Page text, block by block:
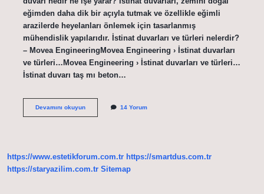
eğimden daha dik bir açıyla tutmak ve özellikle eğimli
arazilerde heyelanları önlemek için tasarlanmış
mühendislik yapılarıdır. İstinat duvarları ve türleri nelerdir?
– Movea EngineeringMovea Engineering › İstinat duvarları
ve türleri…Movea Engineering › İstinat duvarları ve türleri…
İstinat duvarı taş mı beton…
Devamını okuyunİStinat
14 Yorum
https://www.estetikforum.com.tr https://smartdus.com.tr
https://staryazilim.com.tr Sitemap